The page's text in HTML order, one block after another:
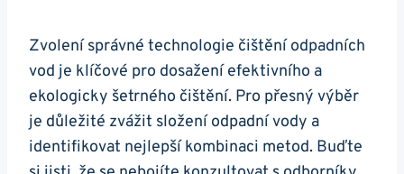
Zvolení správné technologie čištění odpadních
vod je klíčové pro dosažení efektivního a
ekologicky šetrného čištění. Pro přesný výběr
je důležité zvážit složení odpadní vody a
identifikovat nejlepší kombinaci metod. Buďte